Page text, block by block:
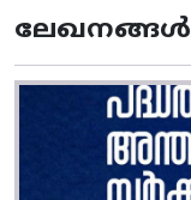
ലേഖനങ്ങൾ